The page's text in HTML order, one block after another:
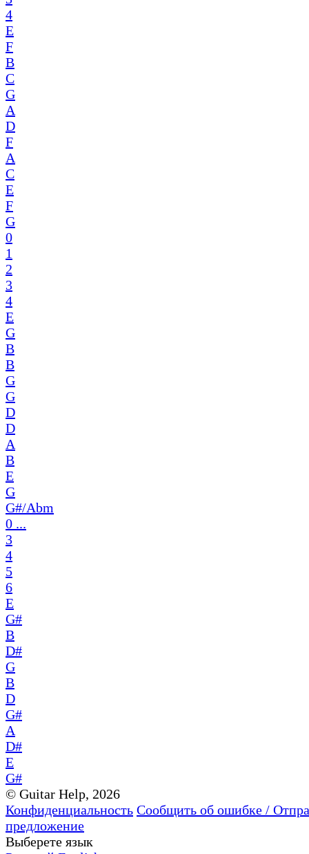
4
E
F
B
C
G
A
D
F
A
C
E
F
G
0
1
2
3
4
E
G
B
B
G
G
D
D
A
B
E
G
G#/Abm
0 ...
3
4
5
6
E
G#
B
D#
G
B
D
G#
A
D#
E
G#
© Guitar Help, 2026
Конфиденциальность Сообщить об ошибке /
предложение
Выберете язык